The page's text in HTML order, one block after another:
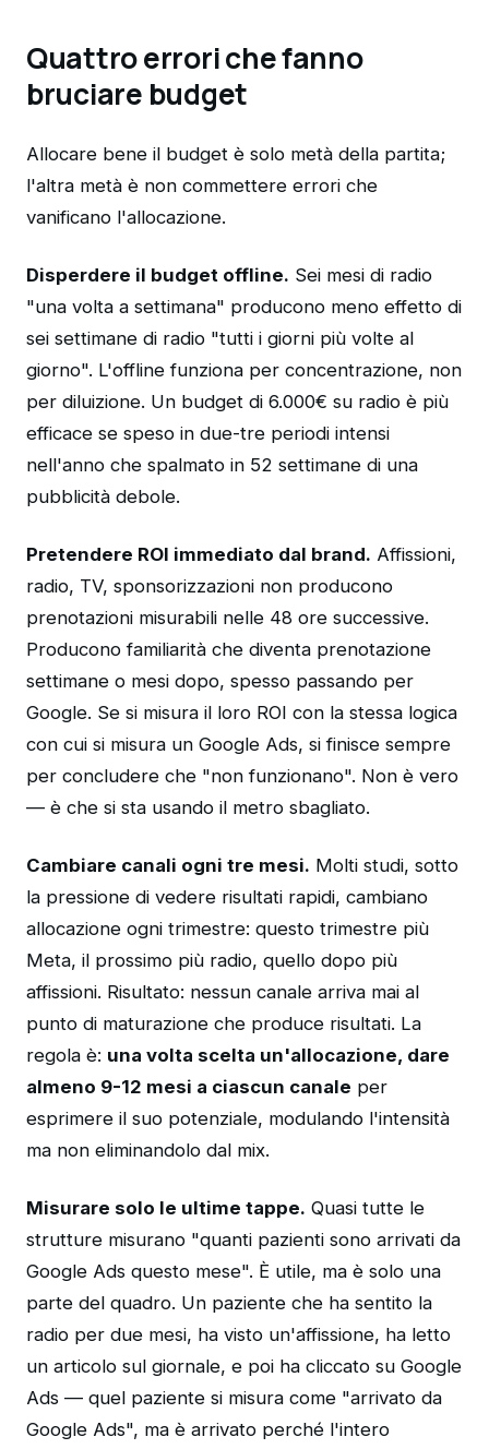
Quattro errori che fanno
bruciare budget
Allocare bene il budget è solo metà della partita;
l'altra metà è non commettere errori che
vanificano l'allocazione.
Disperdere il budget offline. Sei mesi di radio
"una volta a settimana" producono meno effetto di
sei settimane di radio "tutti i giorni più volte al
giorno". L'offline funziona per concentrazione, non
per diluizione. Un budget di 6.000€ su radio è più
efficace se speso in due-tre periodi intensi
nell'anno che spalmato in 52 settimane di una
pubblicità debole.
Pretendere ROI immediato dal brand. Affissioni,
radio, TV, sponsorizzazioni non producono
prenotazioni misurabili nelle 48 ore successive.
Producono familiarità che diventa prenotazione
settimane o mesi dopo, spesso passando per
Google. Se si misura il loro ROI con la stessa logica
con cui si misura un Google Ads, si finisce sempre
per concludere che "non funzionano". Non è vero
— è che si sta usando il metro sbagliato.
Cambiare canali ogni tre mesi. Molti studi, sotto
la pressione di vedere risultati rapidi, cambiano
allocazione ogni trimestre: questo trimestre più
Meta, il prossimo più radio, quello dopo più
affissioni. Risultato: nessun canale arriva mai al
punto di maturazione che produce risultati. La
regola è: una volta scelta un'allocazione, dare
almeno 9-12 mesi a ciascun canale per
esprimere il suo potenziale, modulando l'intensità
ma non eliminandolo dal mix.
Misurare solo le ultime tappe. Quasi tutte le
strutture misurano "quanti pazienti sono arrivati da
Google Ads questo mese". È utile, ma è solo una
parte del quadro. Un paziente che ha sentito la
radio per due mesi, ha visto un'affissione, ha letto
un articolo sul giornale, e poi ha cliccato su Google
Ads — quel paziente si misura come "arrivato da
Google Ads", ma è arrivato perché l'intero